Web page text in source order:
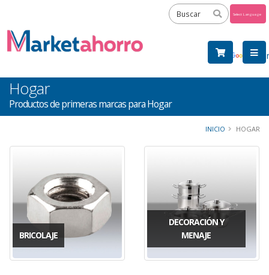
by
Hogar
Productos de primeras marcas para Hogar
INICIO HOGAR
BRICOLAJE
DECORACIÓN Y
MENAJE